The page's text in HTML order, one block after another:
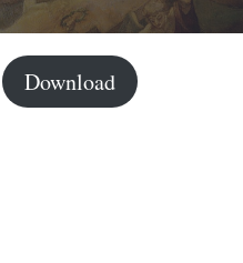
Download